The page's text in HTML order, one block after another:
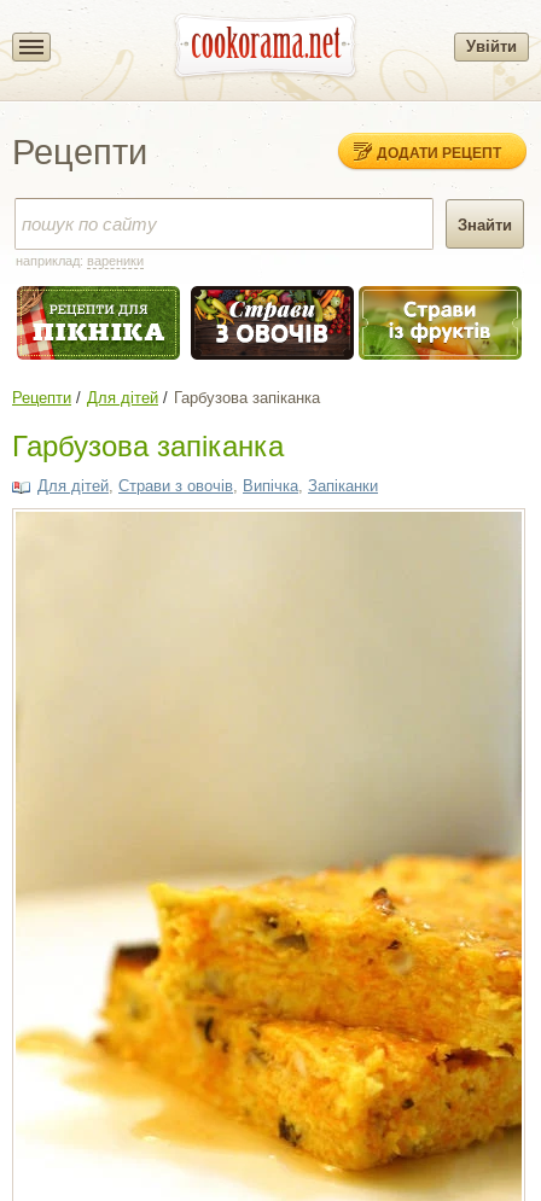
Увійти
Рецепти ДОДАТИ РЕЦЕПТ
наприклад: вареники
Рецепти Для дітей Гарбузова запіканка
Гарбузова запіканка
Для дітей Страви з овочів Випічка Запіканки